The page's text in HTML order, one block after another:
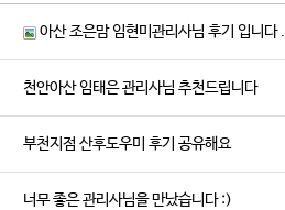
아산 조은맘 임현미관리사님 후기 입니다 .
천안아산 임태은 관리사님 추천드립니다
부천지점 산후도우미 후기 공유해요
너무 좋은 관리사님을 만났습니다 :)